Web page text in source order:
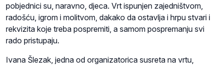
pobjednici su, naravno, djeca. Vrt ispunjen zajedništvom,
radošću, igrom i molitvom, dakako da ostavlja i hrpu stvari i
rekvizita koje treba pospremiti, a samom pospremanju svi
rado pristupaju.
Ivana Šlezak, jedna od organizatorica susreta na vrtu,